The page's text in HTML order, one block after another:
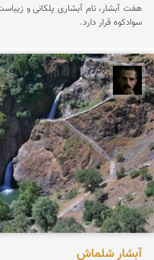
هفت آبشار، نام آبشاری پلکانی و
سوادکوه قرار دارد.
عباس رحمانی
آبشار شلماش